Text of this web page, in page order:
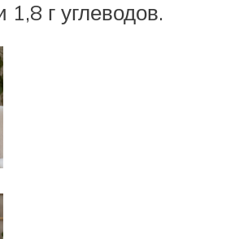
1,8 г углеводов.